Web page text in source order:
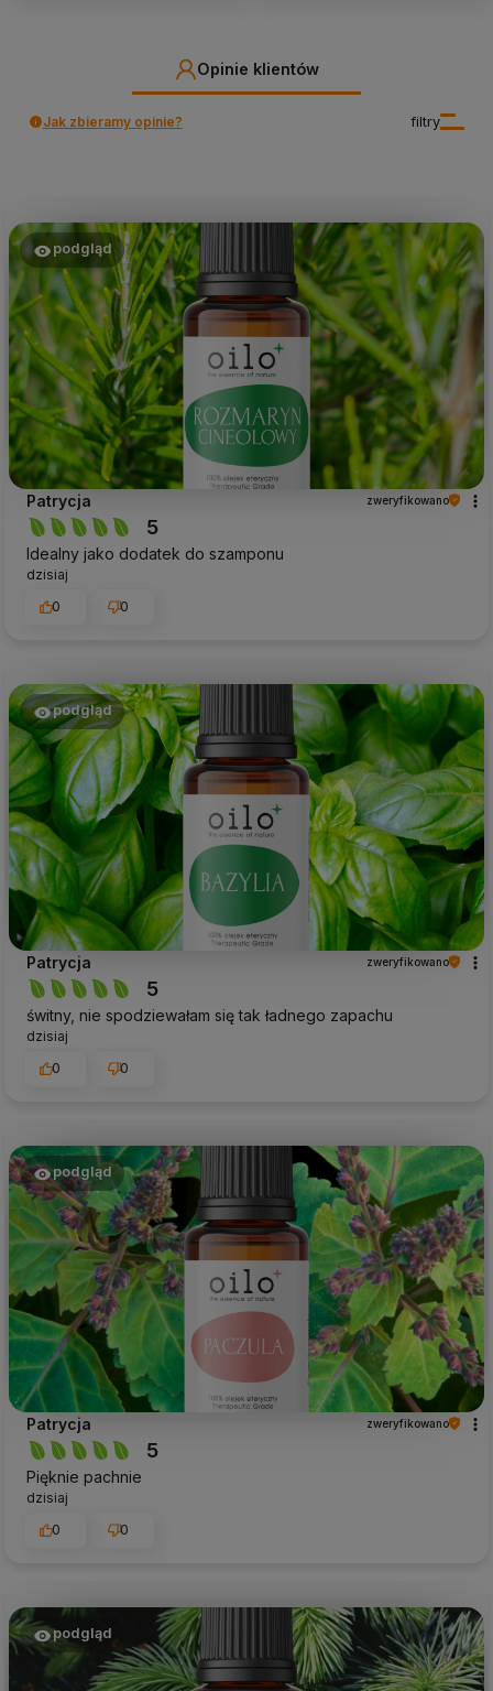
Opinie klientów
filtry
Jak zbieramy opinie?
podgląd
Patrycja zweryfikowano
5
Idealny jako dodatek do szamponu
dzisiaj
0
0
podgląd
Patrycja zweryfikowano
5
świtny, nie spodziewałam się tak ładnego zapachu
dzisiaj
0
0
podgląd
Patrycja zweryfikowano
5
Pięknie pachnie
dzisiaj
0
0
podgląd